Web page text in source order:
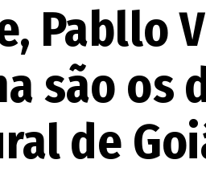
Pabllo
são os
de